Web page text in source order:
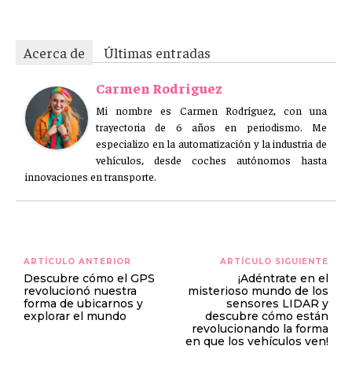
Acerca de
Últimas entradas
Carmen Rodriguez
Mi nombre es Carmen Rodríguez, con una
trayectoria de 6 años en periodismo. Me
especializo en la automatización y la industria de
vehículos, desde coches autónomos hasta
innovaciones en transporte.
ARTÍCULO ANTERIOR
Descubre cómo el GPS
revolucionó nuestra
forma de ubicarnos y
explorar el mundo
ARTÍCULO SIGUIENTE
¡Adéntrate en el
misterioso mundo de los
sensores LIDAR y
descubre cómo están
revolucionando la forma
en que los vehículos ven!